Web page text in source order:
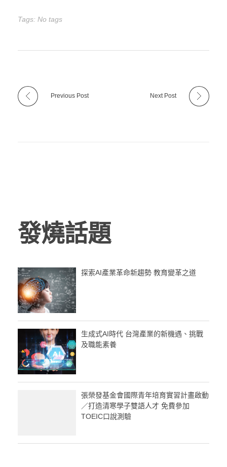
Tags: No tags
Previous Post Next Post
發燒話題
探索AI產業革命新趨勢 教育變革之道
生成式AI時代 台灣產業的新機遇、挑戰
及職能素養
張榮發基金會國際青年培育實習計畫啟動
／打造清寒學子雙語人才 免費參加
TOEIC口說測驗